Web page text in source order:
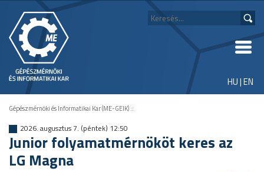
HU|EN
Gépészmérnöki és Informatikai Kar (ME-GEIK)::
2026. augusztus 7. (péntek) 12:50
Junior folyamatmérnököt keres az
LG Magna